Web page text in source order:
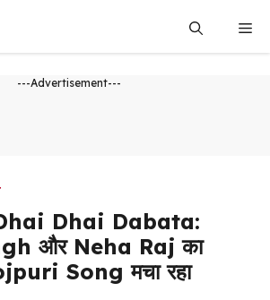
---Advertisement---
Dhai Dabata:
और Neha Raj का
Song मचा रहा